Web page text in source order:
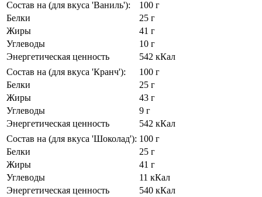
Состав на (для вкуса 'Ваниль'):
100 г
Белки
25 г
Жиры
41 г
Углеводы
10 г
Энергетическая ценность
542 кКал
Состав на (для вкуса 'Кранч'):
100 г
Белки
25 г
Жиры
43 г
Углеводы
9 г
Энергетическая ценность
542 кКал
Состав на (для вкуса 'Шоколад'): 100 г
Белки
25 г
Жиры
41 г
Углеводы
11 кКал
Энергетическая ценность
540 кКал